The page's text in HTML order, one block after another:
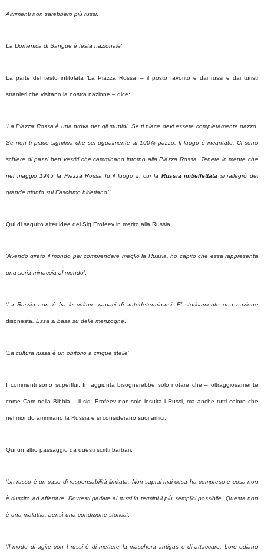
Altrimenti non sarebbero più russi.
La Domenica di Sangue è festa nazionale’
La parte del testo intitolata ‘La Piazza Rossa’ – il posto favorito e dai russi e dai turisti
stranieri che visitano la nostra nazione – dice:
‘La Piazza Rossa è una prova per gli stupidi. Se ti piace devi essere completamente pazzo.
Se non ti piace significa che sei ugualmente al 100% pazzo. Il luogo è incantato. Ci sono
schiere di pazzi ben vestiti che camminano intorno alla Piazza Rossa. Tenete in mente che
nel maggio 1945 la Piazza Rossa fu il luogo in cui la Russia imbellettata si rallegrò del
grande trionfo sul Fascismo hitleriano!’
Qui di seguito alter idee del Sig Erofeev in merito alla Russia:
‘Avendo girato il mondo per comprendere meglio la Russia, ho capito che essa rappresenta
una seria minaccia al mondo’.
‘La Russia non è fra le culture capaci di autodeterminarsi. E’ storicamente una nazione
disonesta . Essa si basa su delle menzogne .’
‘La cultura russa è un obitorio a cinque stelle’
I commenti sono superflui. In aggiunta bisognerebbe solo notare che – oltraggiosamente
come Cam nella Bibbia – il sig. Erofeev non solo insulta i Russi, ma anche tutti coloro che
nel mondo ammirano la Russia e si considerano suoi amici.
Qui un altro passaggio da questi scritti barbari:
‘Un russo è un caso di responsabilità limitata. Non saprai mai cosa ha compreso e cosa non
è riuscito ad afferrare. Dovresti parlare ai russi in termini il più semplici possibile. Questa non
è una malattia, bensì una condizione storica’.
‘Il modo di agire con I russi è di mettere la maschera antigas e di attaccare. Loro odiano